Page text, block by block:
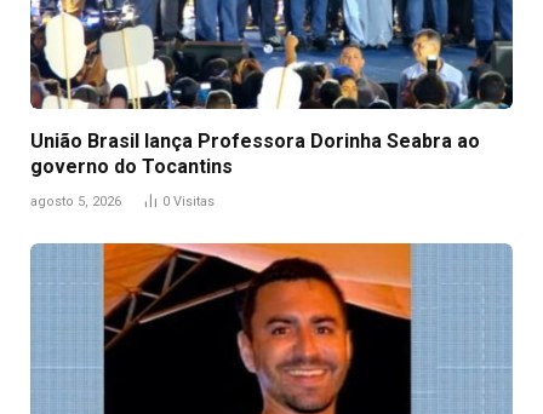
União Brasil lança Professora Dorinha Seabra ao
governo do Tocantins
agosto 5, 2026 0 Visitas